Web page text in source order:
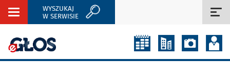
Rozwiń
WYSZUKAJ
W SERWISIE